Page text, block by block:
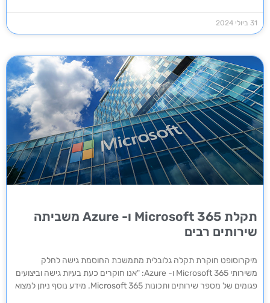
31 ביולי 2024
תקלת Microsoft 365 ו- Azure משביתה
שירותים רבים
מיקרוסופט חוקרת תקלה גלובלית מתמשכת החוסמת גישה לחלק
משירותי Microsoft 365 ו- Azure: "אנו חוקרים כעת בעיות גישה וביצועים
פגומים של מספר שירותים ותכונות Microsoft 365. מידע נוסף ניתן למצוא